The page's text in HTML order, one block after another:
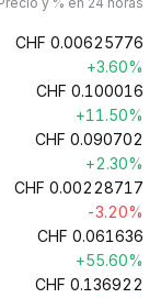
CHF 0.00625776
+3.60%
CHF 0.100016
+11.50%
CHF 0.090702
+2.30%
CHF 0.00228717
-3.20%
CHF 0.061636
+55.60%
CHF 0.136922